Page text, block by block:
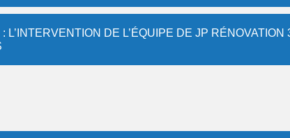
DE L’ÉQUIPE DE JP RÉNOVATION